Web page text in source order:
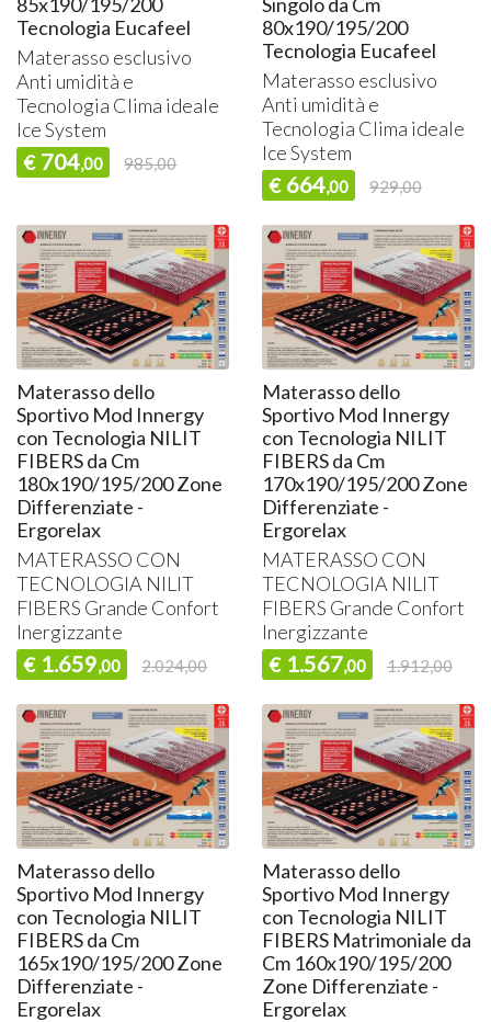
Tecnologia Eucafeel
Materasso esclusivo
Anti umidità e
Tecnologia Clima ideale
Ice System
€ 704,00 985,00
80x190/195/200
Tecnologia Eucafeel
Materasso esclusivo
Anti umidità e
Tecnologia Clima ideale
Ice System
€ 664,00 929,00
Materasso dello
Sportivo Mod Innergy
con Tecnologia NILIT
FIBERS da Cm
180x190/195/200 Zone
Differenziate -
Ergorelax
MATERASSO CON
TECNOLOGIA NILIT
FIBERS Grande Confort
Inergizzante
€ 1.659,00 2.024,00
Materasso dello
Sportivo Mod Innergy
con Tecnologia NILIT
FIBERS da Cm
170x190/195/200 Zone
Differenziate -
Ergorelax
MATERASSO CON
TECNOLOGIA NILIT
FIBERS Grande Confort
Inergizzante
€ 1.567,00 1.912,00
Materasso dello
Sportivo Mod Innergy
con Tecnologia NILIT
FIBERS da Cm
165x190/195/200 Zone
Differenziate -
Ergorelax
Materasso dello
Sportivo Mod Innergy
con Tecnologia NILIT
FIBERS Matrimoniale da
Cm 160x190/195/200
Zone Differenziate -
Ergorelax